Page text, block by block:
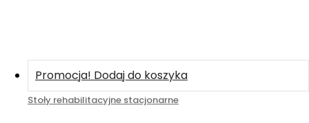
Promocja! Dodaj do koszyka
Stoły rehabilitacyjne stacjonarne